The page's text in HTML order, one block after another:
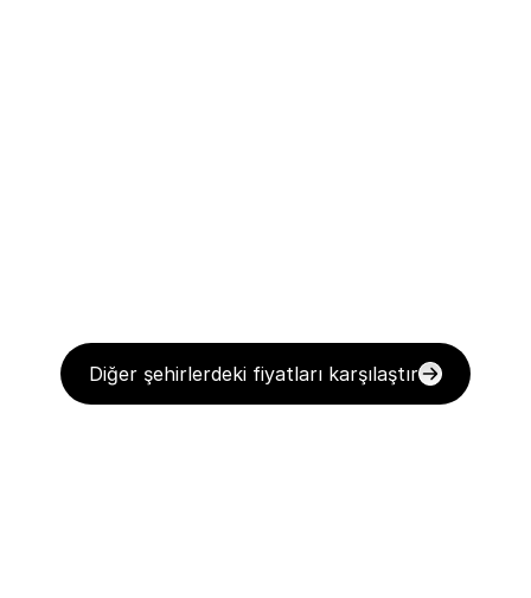
Diğer şehirlerdeki fiyatları karşılaştır